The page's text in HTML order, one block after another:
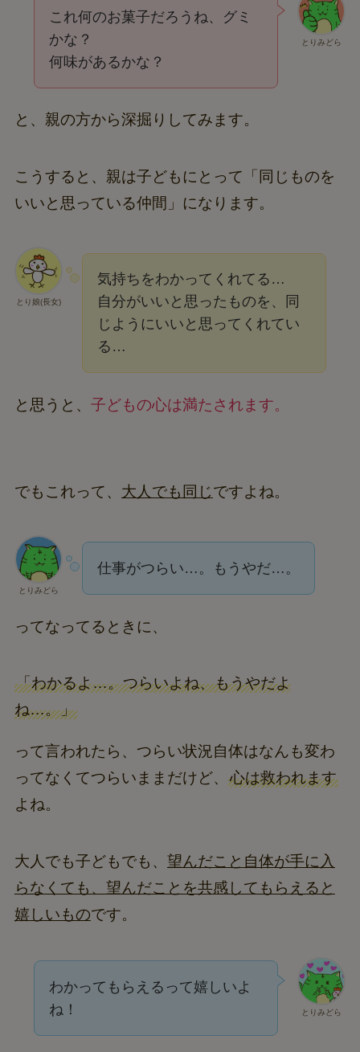
とりみどら
これ何のお菓子だろうね、グミ
かな？
何味があるかな？
と、親の方から深掘りしてみます。
こうすると、親は子どもにとって「同じものを
いいと思っている仲間」になります。
とり娘(長女)
気持ちをわかってくれてる…
自分がいいと思ったものを、同
じようにいいと思ってくれてい
る…
と思うと、 子どもの心は満たされます。
でもこれって、 大人でも同じですよね。
とりみどら
仕事がつらい…。もうやだ…。
ってなってるときに、
「わかるよ…。つらいよね、もうやだよ
ね…。」
って言われたら、つらい状況自体はなんも変わ
ってなくてつらいままだけど、 心は救われます
よね。
大人でも子どもでも、 望んだこと自体が手に入
らなくても、望んだことを共感してもらえると
嬉しいものです。
とりみどら
わかってもらえるって嬉しいよ
ね！